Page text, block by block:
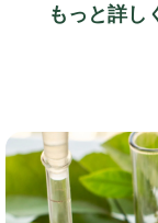
もっと詳し